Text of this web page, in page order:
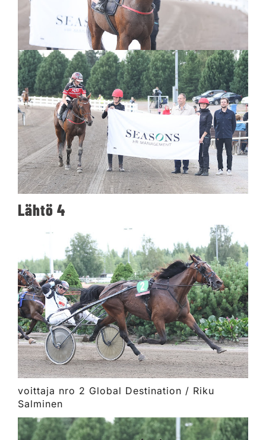
Lähtö 4
voittaja nro 2 Global Destination / Riku
Salminen